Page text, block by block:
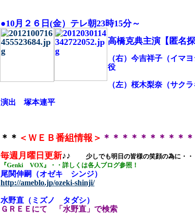
●10月２６日(金）テレ朝23時15分～
高橋克典主演【匿名
（右）今吉祥子（イマ
役
（左）桜木梨奈（サク
演出 塚本連平
＊＊ ＜ＷＥＢ番組情報＞ ＊＊＊＊＊＊＊＊＊
毎週月曜日更新♪♪
少しでも明日の皆様の笑顔の為に・・
『Genki VOX』・・詳しくは各人ブログ参照！
尾関伸嗣（オゼキ シンジ）
http://ameblo.jp/ozeki-shinji/
水野直（ミズノ タダシ）
ＧＲＥＥにて 「水野直」で検索